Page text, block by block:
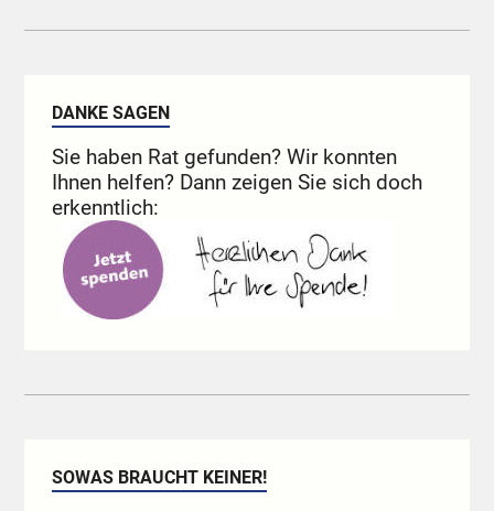
DANKE SAGEN
Sie haben Rat gefunden? Wir konnten
Ihnen helfen? Dann zeigen Sie sich doch
erkenntlich:
SOWAS BRAUCHT KEINER!